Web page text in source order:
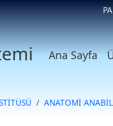
Ana Sayfa
ANATOMİ